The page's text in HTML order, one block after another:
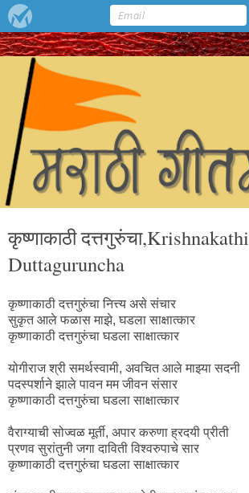
कृष्णाकाठी दत्तगुरुंचा,Krishnakathi
Duttaguruncha
कृष्णाकाठी दत्तगुरुंचा नित्त्य असे संचार
सुकृत आले फळास माझे, घडला साक्षात्कार
कृष्णाकाठी दत्तगुरुंचा घडला साक्षात्कार
योगीराज श्री समर्थस्वामी, अवचित आले माझ्या सदनी
पदस्पर्शाने झाले पावन मम जीवन संसार
कृष्णाकाठी दत्तगुरुंचा घडला साक्षात्कार
वैराग्याची सोज्वळ मूर्ती, अपार करुणा ह्रदयी प्रीती
प्रणव सुरांतुनी जगा दाविती विश्वरुपाचे सार
कृष्णाकाठी दत्तगुरुंचा घडला साक्षात्कार